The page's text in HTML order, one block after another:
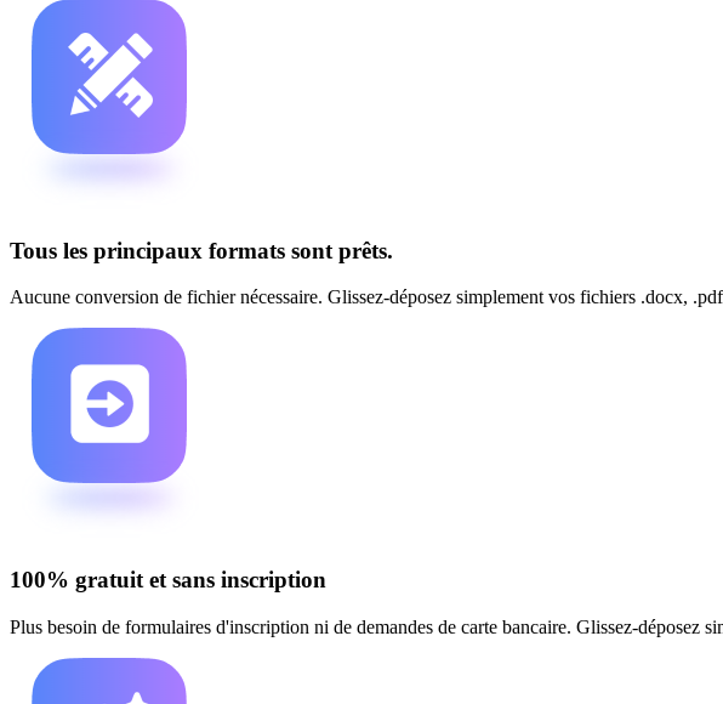
Tous les principaux formats sont prêts.
Aucune conversion de fichier nécessaire. Glissez-déposez simplement vos fichiers .docx,
100% gratuit et sans inscription
Plus besoin de formulaires d'inscription ni de demandes de carte bancaire. Glissez-déposez